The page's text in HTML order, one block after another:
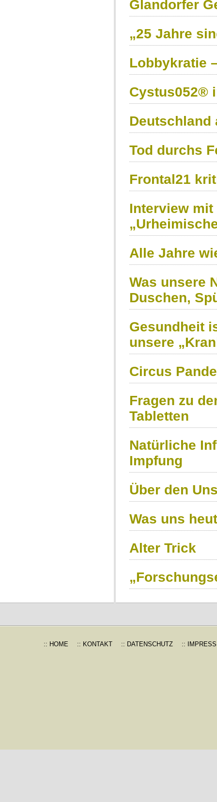
Glandorfer
„25 Jahre
Lobbykratie
Cystus052®
Tod durchs
Frontal21
Interview mit
Alle Jahre
Was unsere
Duschen,
Gesundheit
unsere
Circus
Fragen zu
Tabletten
Natürliche
Impfung
Über den
Was uns
Alter Trick
:: HOME :: KONTAKT :: DATENSCHUTZ ::